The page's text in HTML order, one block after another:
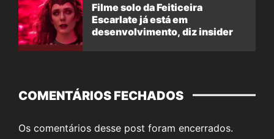
Filme solo da Feiticeira
Escarlate já está em
desenvolvimento, diz insider
COMENTÁRIOS FECHADOS
Os comentários desse post foram encerrados.